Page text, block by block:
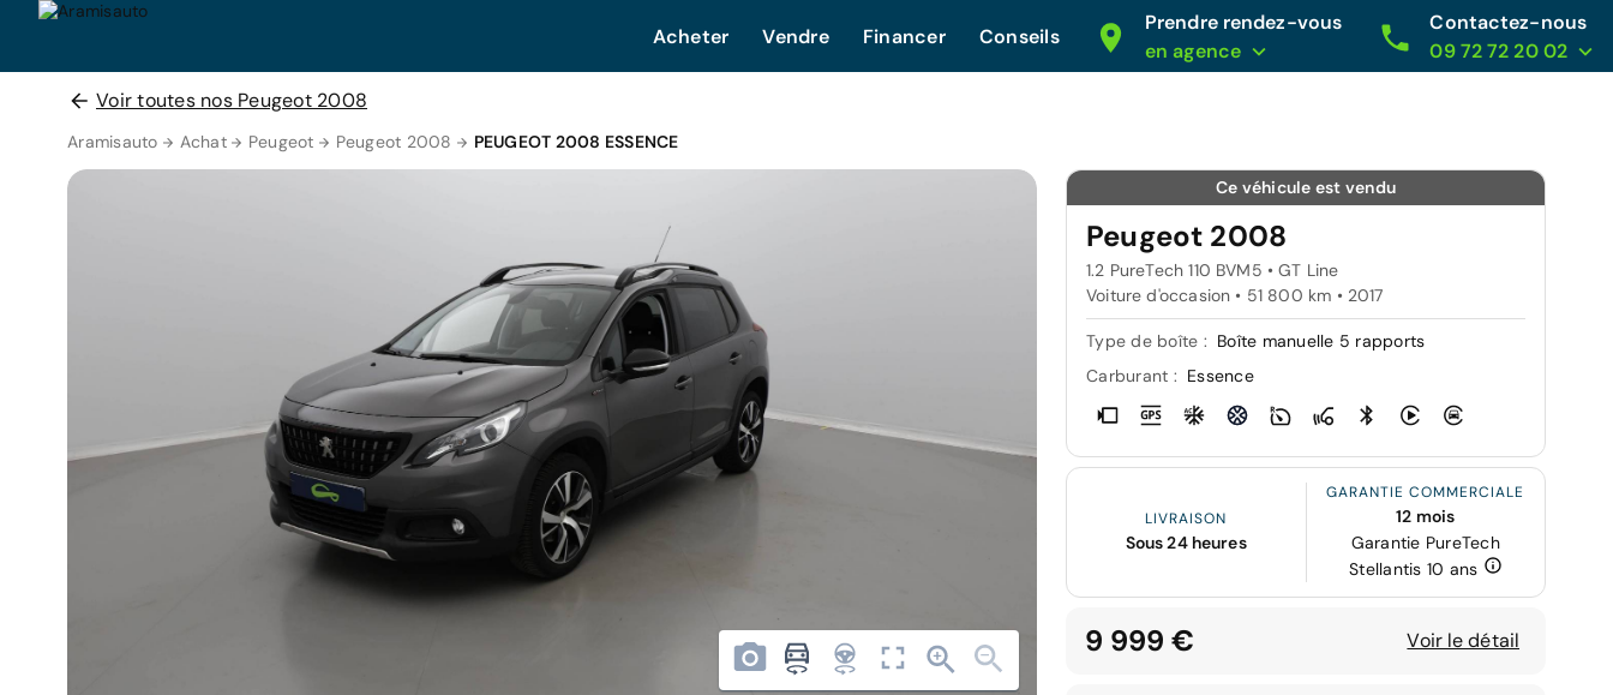
Acheter Vendre Financer Conseils
Prendre rendez-vous
en agence
Contactez-nous
09 72 72 20 02
Voir toutes nos Peugeot 2008
Aramisauto Achat Peugeot Peugeot 2008 PEUGEOT 2008 ESSENCE
Ce véhicule est vendu
Peugeot 2008
1.2 PureTech 110 BVM5 • GT Line
Voiture d'occasion • 51 800 km • 2017
Type de boîte : Boîte manuelle 5 rapports
Carburant : Essence
LIVRAISON
Sous 24 heures
GARANTIE COMMERCIALE
12 mois
Garantie PureTech
Stellantis 10 ans
9 999 € Voir le détail